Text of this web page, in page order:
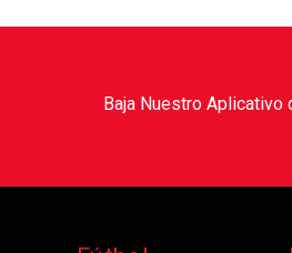
Baja Nuestro Aplicativo